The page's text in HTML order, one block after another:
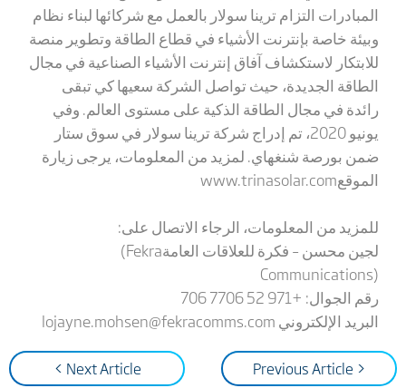
المبادرات التزام ترينا سولار بالعمل مع شركائها لبناء نظام
وبيئة خاصة بإنترنت الأشياء في قطاع الطاقة وتطوير منصة
للابتكار لاستكشاف آفاق إنترنت الأشياء الصناعية في مجال
الطاقة الجديدة، حيث تواصل الشركة سعيها كي تبقى
رائدة في مجال الطاقة الذكية على مستوى العالم. وفي
يونيو 2020، تم إدراج شركة ترينا سولار في سوق ستار
ضمن بورصة شنغهاي. لمزيد من المعلومات، يرجى زيارة
الموقعwww.trinasolar.com
للمزيد من المعلومات، الرجاء الاتصال على:
لجين محسن – فكرة للعلاقات العامة(Fekra
Communications)
رقم الجوال: +971 52 7706 706
البريد الإلكتروني lojayne.mohsen@fekracomms.com
< Previous Article
Next Article >